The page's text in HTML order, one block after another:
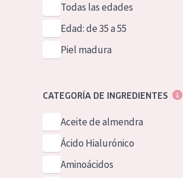
Todas las edades
Edad: de 35 a 55
Piel madura
CATEGORÍA DE INGREDIENTES
Aceite de almendra
Ácido Hialurónico
Aminoácidos